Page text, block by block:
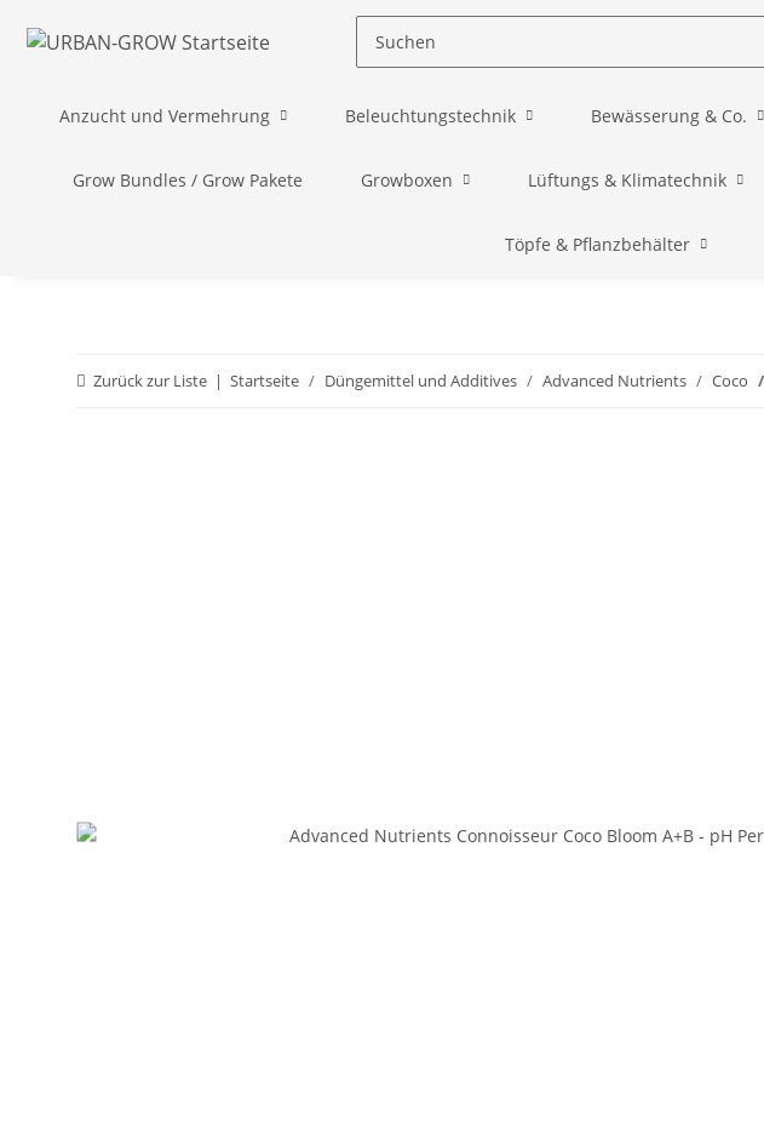
Anzucht und Vermehrung Beleuchtungstechnik Bewässerung & Co.
Grow Bundles / Grow Pakete Growboxen Lüftungs & Klimatechnik
Töpfe & Pflanzbehälter
Zurück zur Liste Startseite Düngemittel und Additives Advanced Nutrients Coco